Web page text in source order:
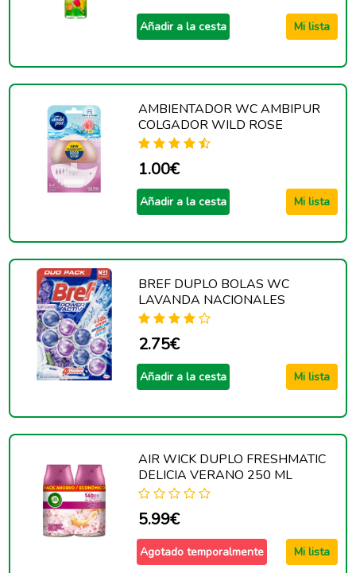
Añadir a la cesta Mi lista
AMBIENTADOR WC AMBIPUR
COLGADOR WILD ROSE
1.00€
Añadir a la cesta Mi lista
BREF DUPLO BOLAS WC
LAVANDA NACIONALES
2.75€
Añadir a la cesta Mi lista
AIR WICK DUPLO FRESHMATIC
DELICIA VERANO 250 ML
5.99€
Agotado temporalmente Mi lista